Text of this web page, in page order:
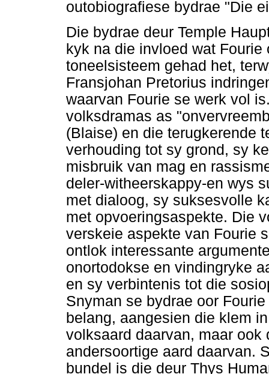
outobiografiese bydrae "Die
Die bydrae deur Temple
kyk na die invloed wat
toneelsisteem gehad het,
Fransjohan Pretorius
waarvan Fourie se werk vol
volksdramas as
(Blaise) en die terugkerende
verhouding tot sy grond, sy
misbruik van mag en
deler-witheerskappy-en wys
met dialoog, sy suksesvolle
met opvoeringsaspekte. Die
verskeie aspekte van Fourie
ontlok interessante
onortodokse en vindingryke
en sy verbintenis tot die
Snyman se bydrae oor
belang, aangesien die klem
volksaard daarvan, maar
andersoortige aard daarvan.
bundel is die deur Thys